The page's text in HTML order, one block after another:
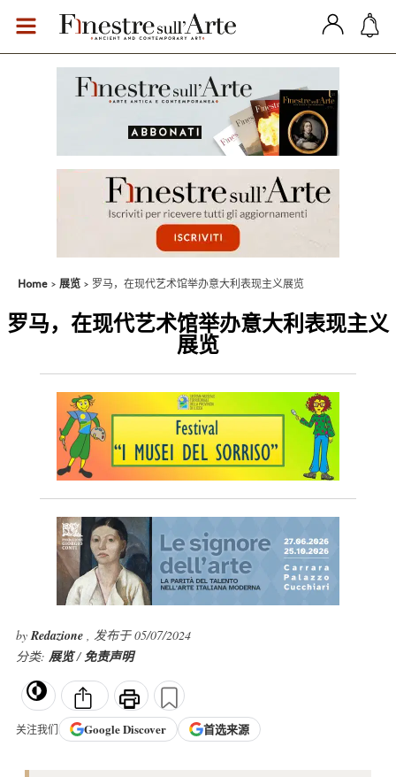
Home 展览 罗马，在现代艺术馆举办意大利表现主义展览
罗马，在现代艺术馆举办意大利表现主义
展览
byRedazione , 发布于 05/07/2024
分类: 展览/免责声明
关注我们 GoogleDiscover 首选来源